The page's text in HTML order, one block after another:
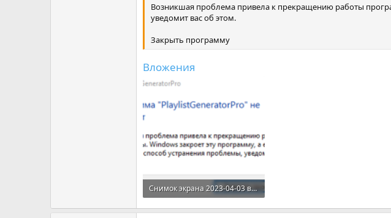
Возникшая проблема привела к прекращению работы
уведомит вас об этом.
Закрыть программу
Вложения
Снимок экрана 2023-04-03 в 09.42.11.png
180,1 КБ · Просмотры: 475